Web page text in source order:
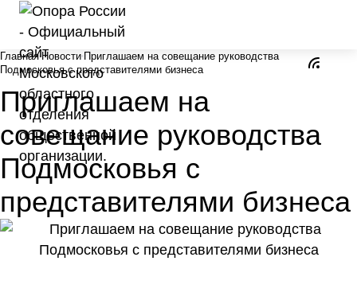
Главная Новости Приглашаем на совещание руководства
Подмосковья с представителями бизнеса
Приглашаем на
совещание руководства
Подмосковья с
представителями бизнеса